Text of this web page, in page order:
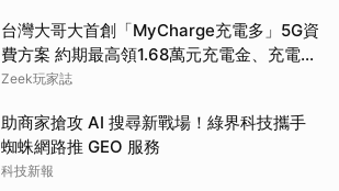
台灣大哥大首創「MyCharge充電多」5G資
費方案 約期最高領1.68萬元充電金、充電最
高89折
Zeek玩家誌
助商家搶攻 AI 搜尋新戰場！綠界科技攜手
蜘蛛網路推 GEO 服務
科技新報